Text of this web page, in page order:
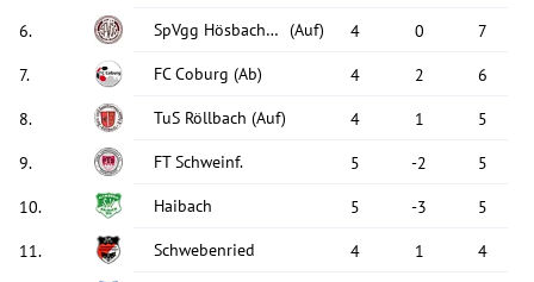
6. SpVgg Hösbach/Bahnhof (Auf) 4 0 7
7. FC Coburg (Ab) 4 2 6
8. TuS Röllbach (Auf) 4 1 5
9. FT Schweinf. 5 -2 5
10. Haibach 5 -3 5
11. Schwebenried 4 1 4